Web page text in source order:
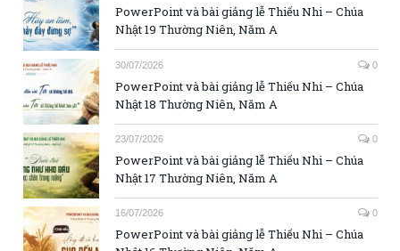
PowerPoint và bài giảng lễ Thiếu Nhi – Chúa
Nhật 19 Thường Niên, Năm A
30/07/2026 0
PowerPoint và bài giảng lễ Thiếu Nhi – Chúa
Nhật 18 Thường Niên, Năm A
23/07/2026 0
PowerPoint và bài giảng lễ Thiếu Nhi – Chúa
Nhật 17 Thường Niên, Năm A
16/07/2026 0
PowerPoint và bài giảng lễ Thiếu Nhi – Chúa